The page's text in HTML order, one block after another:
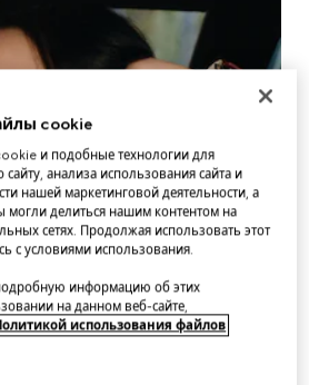
cookie
и подобные технологии для
анализа использования сайта и
нашей маркетинговой деятельности, а
могли делиться нашим контентом на
сетях. Продолжая использовать этот
с условиями использования.
информацию об этих
на данном веб-сайте,
использования файлов